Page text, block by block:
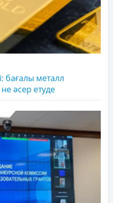
бағалы металл
әсер етуде